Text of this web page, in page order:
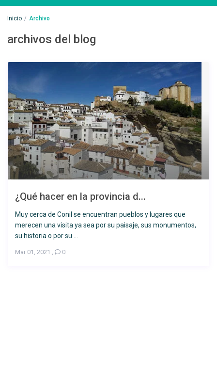
Casa Irene – Casa en
El Colorado
Ver más
Inicio Archivo
archivos del blog
¿Qué hacer en la provincia d...
Muy cerca de Conil se encuentran pueblos y lugares que
merecen una visita ya sea por su paisaje, sus monumentos,
su historia o por su ...
Mar 01, 2021 , 0